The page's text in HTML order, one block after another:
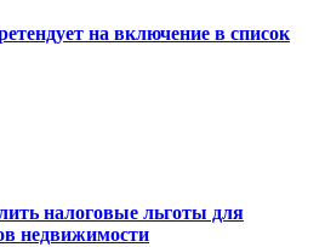
на включение в список
налоговые льготы для
недвижимости